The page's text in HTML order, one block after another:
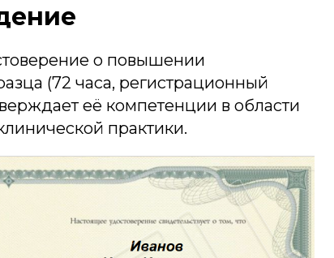
о повышении
(72 часа, регистрационный
её компетенции в области
практики.